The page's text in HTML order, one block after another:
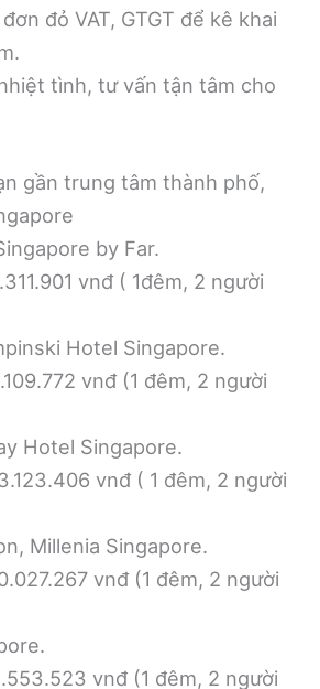
đỏ VAT, GTGT để kê khai
tình, tư vấn tận tâm cho
gần trung tâm thành phố,
by Far.
vnđ ( 1đêm, 2 người
Hotel Singapore.
vnđ (1 đêm, 2 người
Hotel Singapore.
vnđ ( 1 đêm, 2 người
Millenia Singapore.
vnđ (1 đêm, 2 người
vnđ (1 đêm, 2 người